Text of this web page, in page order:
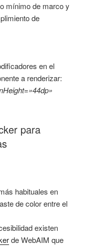
mínimo de marco y
de
en el
a renderizar:
para
habituales en
de color entre el
existen
de WebAIM que